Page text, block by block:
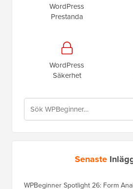
WordPress
Prestanda
WordPress
Säkerhet
Senaste
WPBeginner Spotlight 26: Form